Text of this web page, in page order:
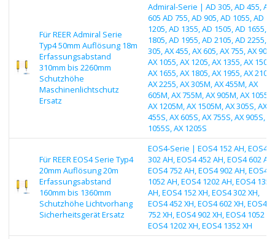
Für REER Admiral Serie
Typ4 50mm Auflösung 18m
Erfassungsabstand
310mm bis 2260mm
Schutzhöhe
Maschinenlichtschutz
Ersatz
Admiral-Serie | AD 305, AD 455, AD
605 AD 755, AD 905, AD 1055, AD
1205, AD 1355, AD 1505, AD 1655,
1805, AD 1955, AD 2105, AD 2255,
305, AX 455, AX 605, AX 755, AX 905,
AX 1055, AX 1205, AX 1355, AX 1505,
AX 1655, AX 1805, AX 1955, AX 2105,
AX 2255, AX 305M, AX 455M, AX
605M, AX 755M, AX 905M, AX
AX 1205M, AX 1505M, AX 305S, AX
455S, AX 605S, AX 755S, AX 905S,
1055S, AX 1205S
Für REER EOS4 Serie Typ4
20mm Auflösung 20m
Erfassungsabstand
160mm bis 1360mm
Schutzhöhe Lichtvorhang
Sicherheitsgerät Ersatz
EOS4-Serie | EOS4 152 AH, EOS4
302 AH, EOS4 452 AH, EOS4 602 AH,
EOS4 752 AH, EOS4 902 AH, EOS4
1052 AH, EOS4 1202 AH, EOS4 1352
AH, EOS4 152 XH, EOS4 302 XH,
EOS4 452 XH, EOS4 602 XH, EOS4
752 XH, EOS4 902 XH, EOS4 1052
EOS4 1202 XH, EOS4 1352 XH